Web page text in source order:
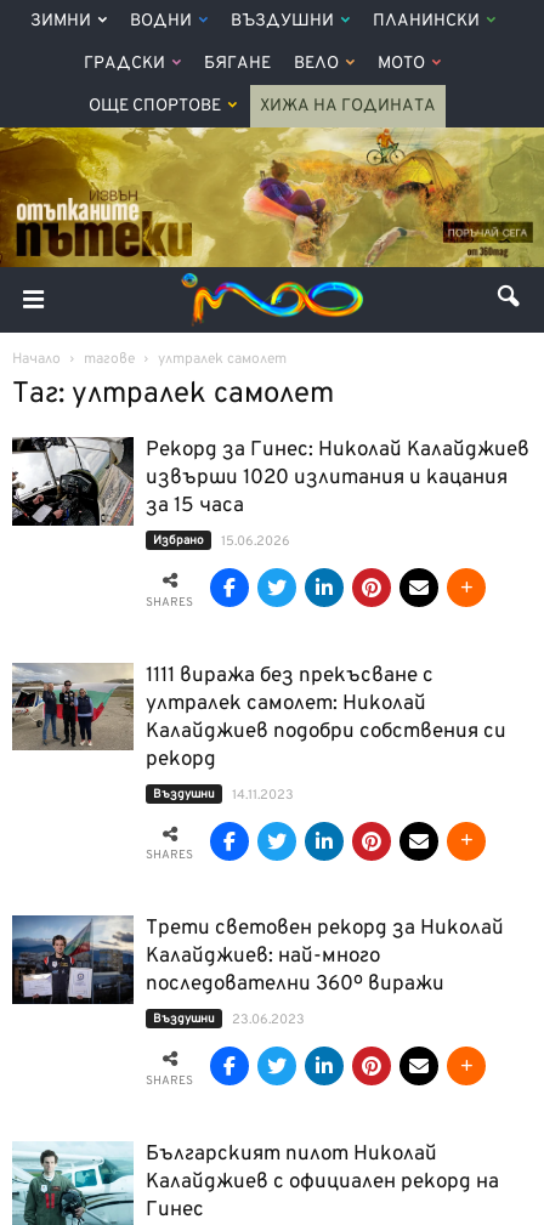
ЗИМНИ ВОДНИ ВЪЗДУШНИ ПЛАНИНСКИ
ГРАДСКИ БЯГАНЕ ВЕЛО МОТО
ОЩЕ СПОРТОВЕ ХИЖА НА ГОДИНАТА
Начало тагове ултралек самолет
Таг: ултралек самолет
Рекорд за Гинес: Николай Калайджиев
извърши 1020 излитания и кацания
за 15 часа
Избрано 15.06.2026
SHARES
1111 виража без прекъсване с
ултралек самолет: Николай
Калайджиев подобри собствения си
рекорд
Въздушни 14.11.2023
SHARES
Трети световен рекорд за Николай
Калайджиев: най-много
последователни 360º виражи
Въздушни 23.06.2023
SHARES
Българският пилот Николай
Калайджиев с официален рекорд на
Гинес